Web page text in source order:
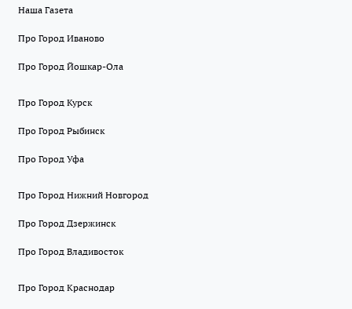
Наша Газета
Про Город Иваново
Про Город Йошкар-Ола
Про Город Курск
Про Город Рыбинск
Про Город Уфа
Про Город Нижний Новгород
Про Город Дзержинск
Про Город Владивосток
Про Город Краснодар